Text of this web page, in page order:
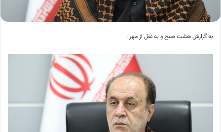
به گزارش هشت صبح و به نقل از مهر :